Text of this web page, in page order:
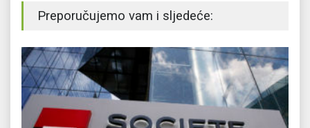
Preporučujemo vam i sljedeće: